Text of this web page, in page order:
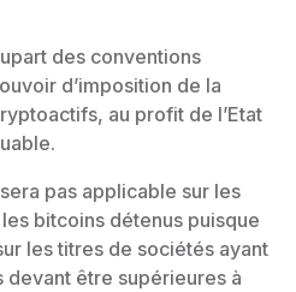
des conventions
d’imposition de la
au profit de l’Etat
pas applicable sur les
bitcoins détenus puisque
les titres de sociétés ayant
devant être supérieures à